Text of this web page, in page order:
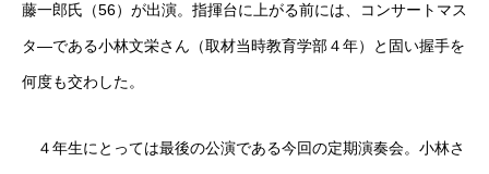
藤一郎氏（56）が出演。指揮台に上がる前には、コンサートマス
タ―である小林文栄さん（取材当時教育学部４年）と固い握手を
何度も交わした。
４年生にとっては最後の公演である今回の定期演奏会。小林さ